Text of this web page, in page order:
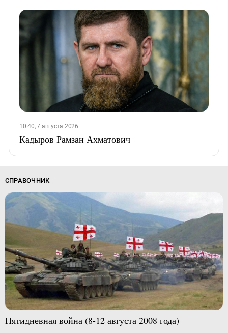
10:40, 7 августа 2026
Кадыров Рамзан Ахматович
СПРАВОЧНИК
Пятидневная война (8-12 августа 2008 года)